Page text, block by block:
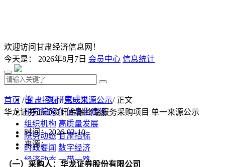
欢迎访问甘肃经济信息网！
今天是： 2026年8月7日 会员中心 信息统计
首 页 研究成果
研究院简介 信息化建设
组织机构 高质量发展
院务动态 甘肃招标
时政要闻 数字经济
经济动态 一带一路
首页 /甘肃招标/单一来源公示/ 正文
华龙证券ifinD资讯金融终端服务采购项目 单一来源公示
时间：2026-03-10
来源：
（一）采购人： 华龙证券股份有限公司